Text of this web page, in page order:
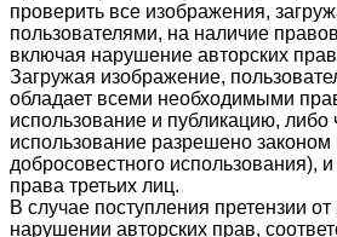
проверить все изображения,
пользователями, на наличие
включая нарушение авторских
Загружая изображение,
обладает всеми необходимыми
использование и публикацию, либо
использование разрешено
добросовестного использования),
права третьих лиц.
В случае поступления претензии
нарушении авторских прав,